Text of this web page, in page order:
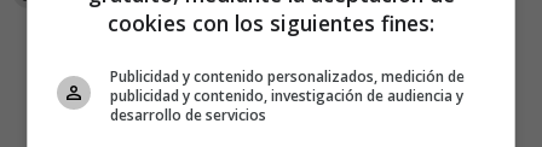
cookies con los siguientes fines:
Publicidad y contenido personalizados, medición de
publicidad y contenido, investigación de audiencia y
desarrollo de servicios